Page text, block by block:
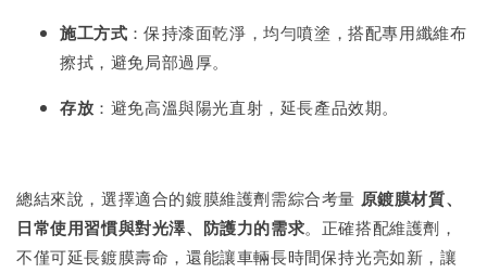
施工方式 ：保持漆面乾淨，均勻噴塗，搭配專用纖維布
擦拭，避免局部過厚。
存放 ：避免高溫與陽光直射，延長產品效期。
總結來說，選擇適合的鍍膜維護劑需綜合考量 原鍍膜材質、
日常使用習慣與對光澤、防護力的需求。正確搭配維護劑，
不僅可延長鍍膜壽命，還能讓車輛長時間保持光亮如新，讓